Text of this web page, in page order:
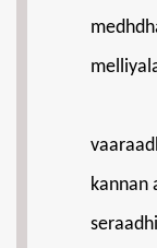
kannan